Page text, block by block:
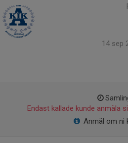
14 sep
Endast kallade kunde anmäla
Anmäl om ni